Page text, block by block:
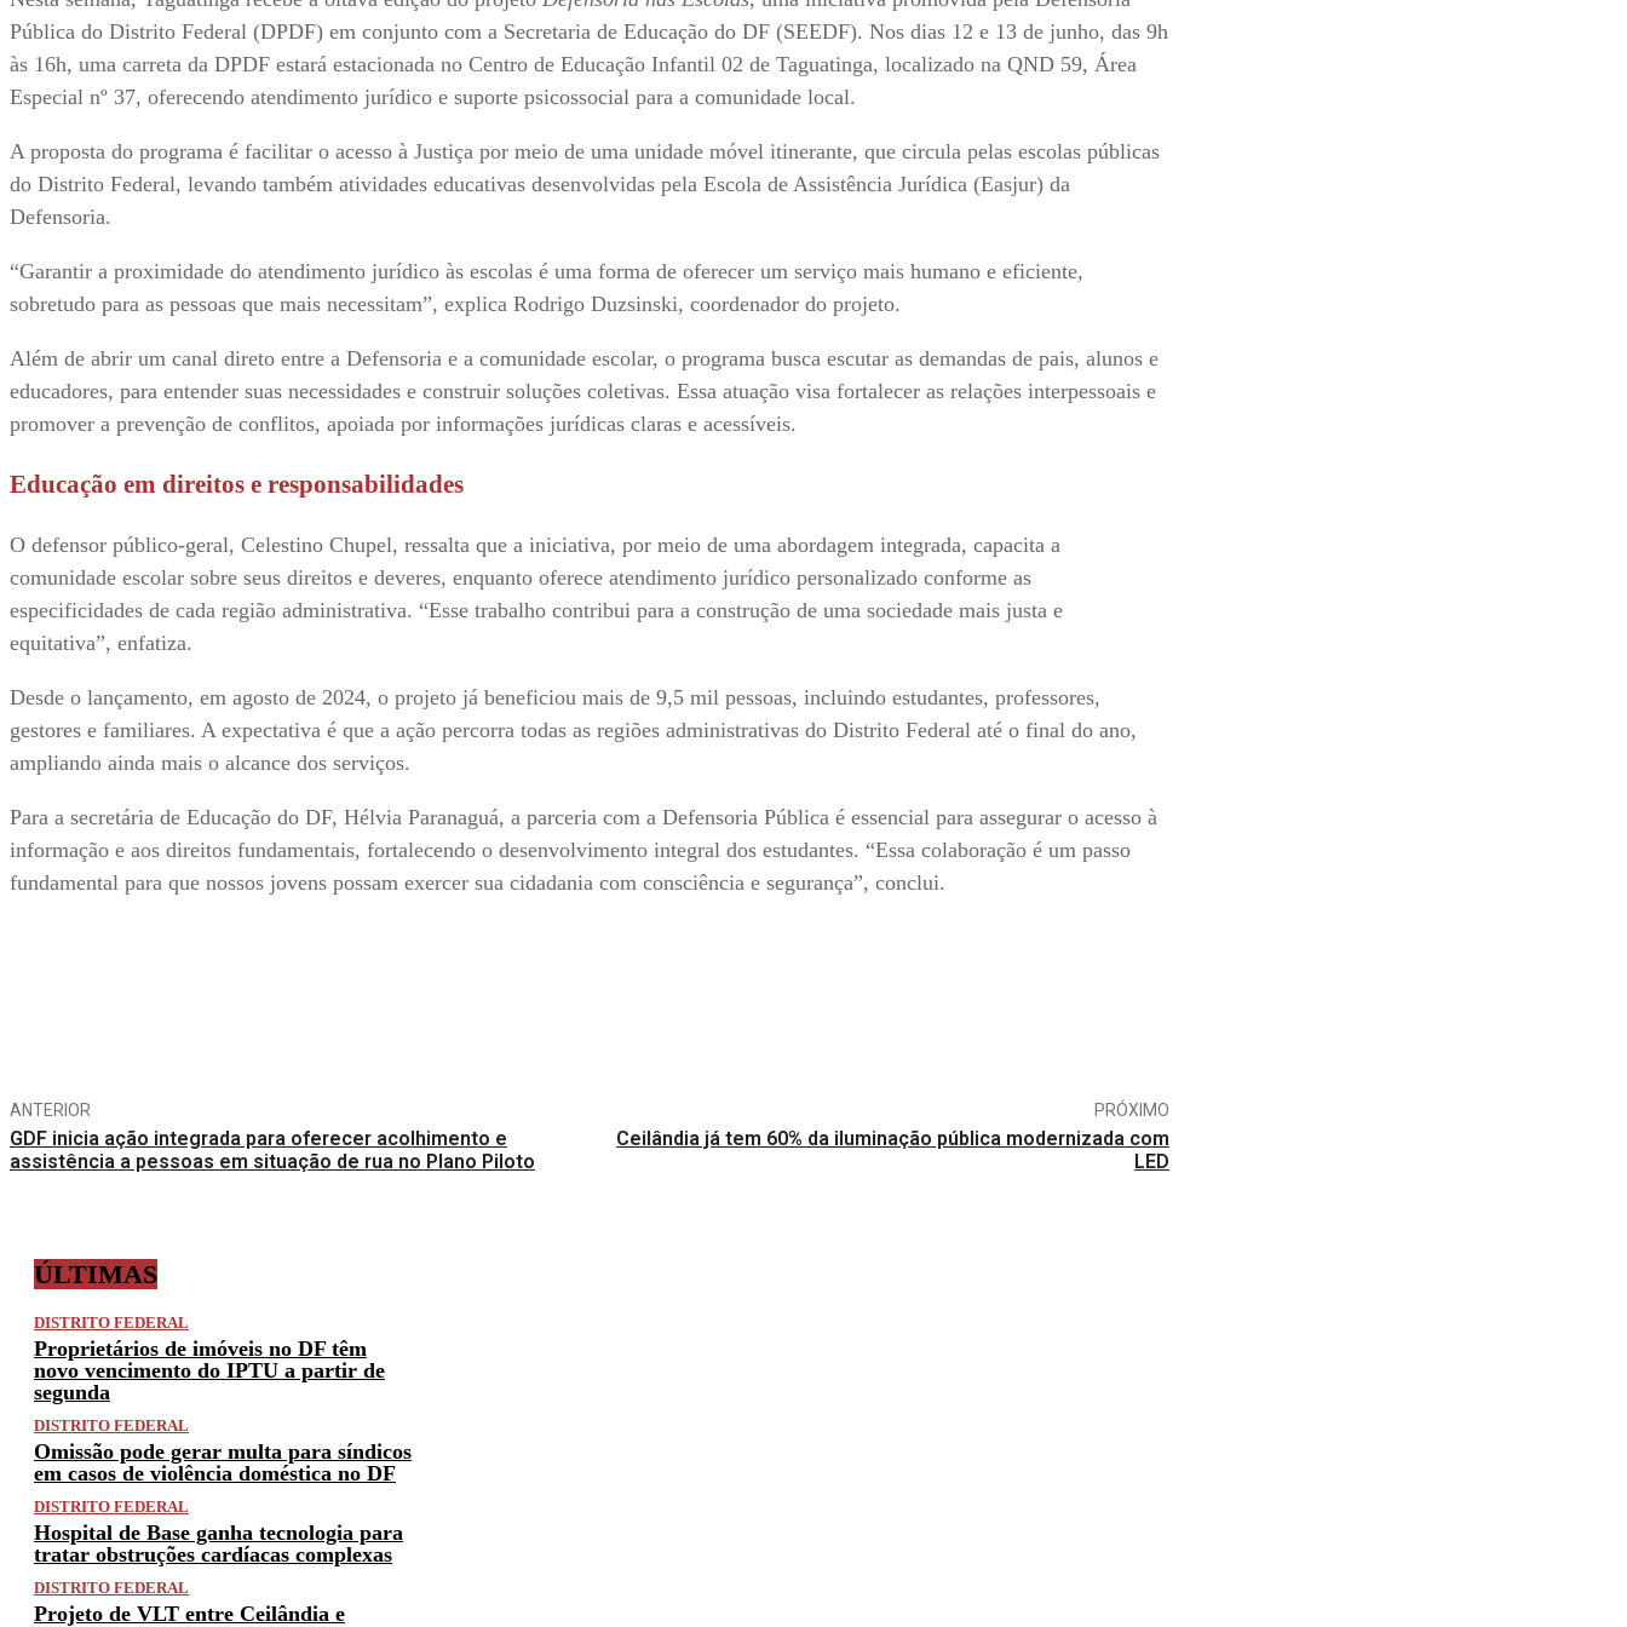
Pública do Distrito Federal (DPDF) em conjunto com a Secretaria de Educação do DF (SEEDF). Nos dias 12 e 13 de junho, das 9h
às 16h, uma carreta da DPDF estará estacionada no Centro de Educação Infantil 02 de Taguatinga, localizado na QND 59, Área
Especial nº 37, oferecendo atendimento jurídico e suporte psicossocial para a comunidade local.
A proposta do programa é facilitar o acesso à Justiça por meio de uma unidade móvel itinerante, que circula pelas escolas públicas
do Distrito Federal, levando também atividades educativas desenvolvidas pela Escola de Assistência Jurídica (Easjur) da
Defensoria.
“Garantir a proximidade do atendimento jurídico às escolas é uma forma de oferecer um serviço mais humano e eficiente,
sobretudo para as pessoas que mais necessitam”, explica Rodrigo Duzsinski, coordenador do projeto.
Além de abrir um canal direto entre a Defensoria e a comunidade escolar, o programa busca escutar as demandas de pais, alunos e
educadores, para entender suas necessidades e construir soluções coletivas. Essa atuação visa fortalecer as relações interpessoais e
promover a prevenção de conflitos, apoiada por informações jurídicas claras e acessíveis.
Educação em direitos e responsabilidades
O defensor público-geral, Celestino Chupel, ressalta que a iniciativa, por meio de uma abordagem integrada, capacita a
comunidade escolar sobre seus direitos e deveres, enquanto oferece atendimento jurídico personalizado conforme as
especificidades de cada região administrativa. “Esse trabalho contribui para a construção de uma sociedade mais justa e
equitativa”, enfatiza.
Desde o lançamento, em agosto de 2024, o projeto já beneficiou mais de 9,5 mil pessoas, incluindo estudantes, professores,
gestores e familiares. A expectativa é que a ação percorra todas as regiões administrativas do Distrito Federal até o final do ano,
ampliando ainda mais o alcance dos serviços.
Para a secretária de Educação do DF, Hélvia Paranaguá, a parceria com a Defensoria Pública é essencial para assegurar o acesso à
informação e aos direitos fundamentais, fortalecendo o desenvolvimento integral dos estudantes. “Essa colaboração é um passo
fundamental para que nossos jovens possam exercer sua cidadania com consciência e segurança”, conclui.
ANTERIOR
GDF inicia ação integrada para oferecer acolhimento e
assistência a pessoas em situação de rua no Plano Piloto
PRÓXIMO
Ceilândia já tem 60% da iluminação pública modernizada com
LED
ÚLTIMAS
DISTRITO FEDERAL
Proprietários de imóveis no DF têm
novo vencimento do IPTU a partir de
segunda
DISTRITO FEDERAL
Omissão pode gerar multa para síndicos
em casos de violência doméstica no DF
DISTRITO FEDERAL
Hospital de Base ganha tecnologia para
tratar obstruções cardíacas complexas
DISTRITO FEDERAL
Projeto de VLT entre Ceilândia e